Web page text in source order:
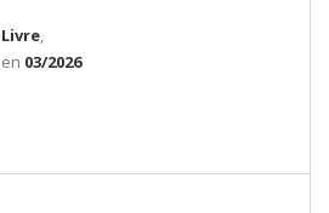
Livre,
en 03/2026